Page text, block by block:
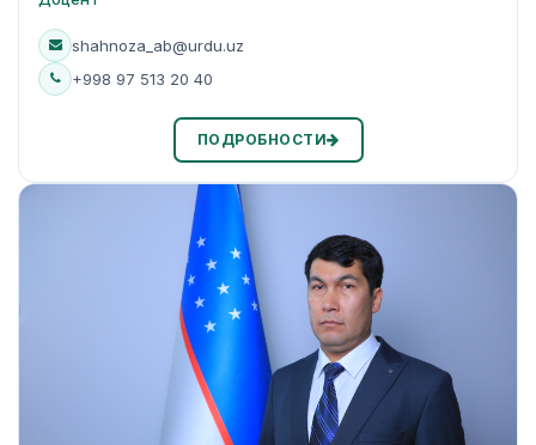
shahnoza_ab@urdu.uz
+998 97 513 20 40
ПОДРОБНОСТИ